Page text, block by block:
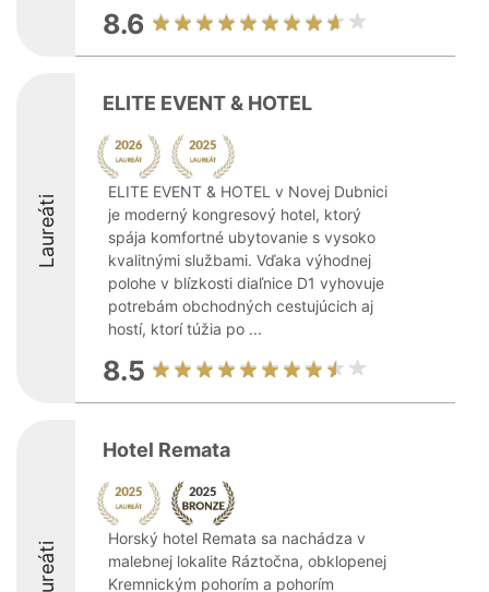
8.6
Laureáti
ELITE EVENT & HOTEL
ELITE EVENT & HOTEL v Novej Dubnici
je moderný kongresový hotel, ktorý
spája komfortné ubytovanie s vysoko
kvalitnými službami. Vďaka výhodnej
polohe v blízkosti diaľnice D1 vyhovuje
potrebám obchodných cestujúcich aj
hostí, ktorí túžia po ...
8.5
Hotel Remata
Horský hotel Remata sa nachádza v
malebnej lokalite Ráztočna, obklopenej
Kremnickým pohorím a pohorím